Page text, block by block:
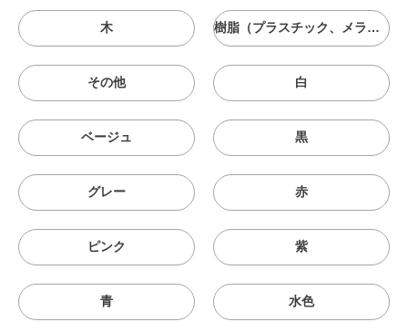
木 樹脂（プラスチック、メラニン、シリコン等）
その他 白
ベージュ 黒
グレー 赤
ピンク 紫
青 水色